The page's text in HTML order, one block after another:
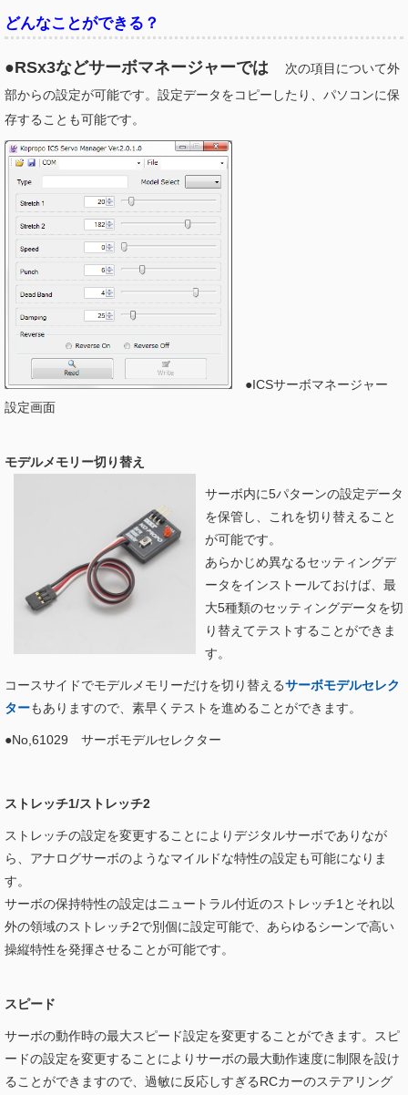
どんなことができる？
●RSx3などサーボマネージャーでは
次の項目について外
部からの設定が可能です。設定データをコピーしたり、パソコンに保
存することも可能です。
●ICSサーボマネージャー
設定画面
モデルメモリー切り替え
サーボ内に5パターンの設定データ
を保管し、これを切り替えること
が可能です。
あらかじめ異なるセッティングデ
ータをインストールておけば、最
大5種類のセッティングデータを切
り替えてテストすることができま
す。
コースサイドでモデルメモリーだけを切り替えるサーボモデルセレク
ターもありますので、素早くテストを進めることができます。
●No,61029 サーボモデルセレクター
ストレッチ1/ストレッチ2
ストレッチの設定を変更することによりデジタルサーボでありなが
ら、アナログサーボのようなマイルドな特性の設定も可能になりま
す。
サーボの保持特性の設定はニュートラル付近のストレッチ1とそれ以
外の領域のストレッチ2で別個に設定可能で、あらゆるシーンで高い
操縦特性を発揮させることが可能です。
スピード
サーボの動作時の最大スピード設定を変更することができます。スピ
ードの設定を変更することによりサーボの最大動作速度に制限を設け
ることができますので、過敏に反応しすぎるRCカーのステアリング